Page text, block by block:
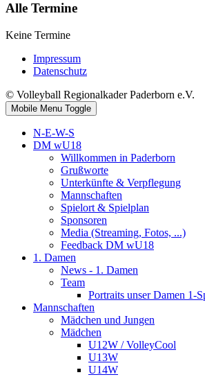
Alle Termine
Keine Termine
Impressum
Datenschutz
© Volleyball Regionalkader Paderborn e.V.
Mobile Menu Toggle
N-E-W-S
DM wU18
Willkommen in Paderborn
Grußworte
Unterkünfte & Verpflegung
Mannschaften
Spielort & Spielplan
Sponsoren
Media (Streaming, Fotos, ...)
Feedback DM wU18
1. Damen
News - 1. Damen
Team
Portraits unser Damen 1-
Mannschaften
Mädchen und Jungen
Mädchen
U12W / VolleyCool
U13W
U14W